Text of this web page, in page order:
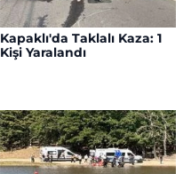
Kapaklı'da Taklalı Kaza: 1
Kişi Yaralandı